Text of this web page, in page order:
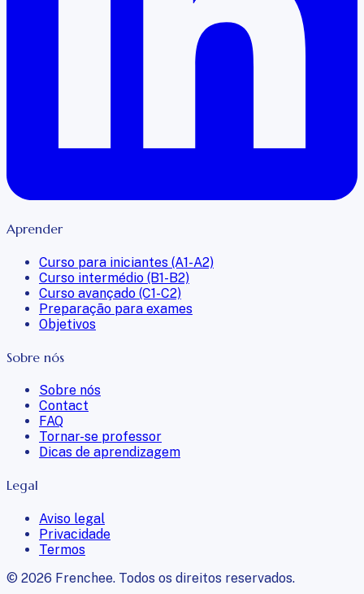
Aprender
Curso para iniciantes (A1-A2)
Curso intermédio (B1-B2)
Curso avançado (C1-C2)
Preparação para exames
Objetivos
Sobre nós
Sobre nós
Contact
FAQ
Tornar-se professor
Dicas de aprendizagem
Legal
Aviso legal
Privacidade
Termos
© 2026 Frenchee. Todos os direitos reservados.